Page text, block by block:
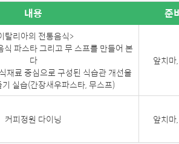
내용 준
탈리아의 전통음식>
파스타 그리고 무 스프를 만들어 본
다
재료 중심으로 구성된 식습관 개선을
실습(간장새우파스타, 무스프)
앞치마
커피정원 다이닝 앞치마